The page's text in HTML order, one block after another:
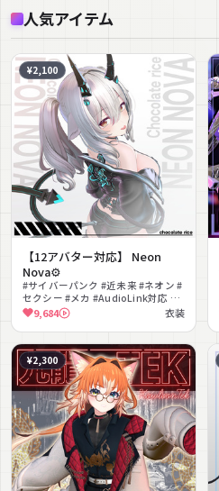
人気アイテム
¥2,100
【12アバター対応】 Neon
Nova⚙️
#サイバーパンク #近未来 #ネオン #
セクシー #メカ #AudioLink対応 #
撮影向け #ギミック #しっぽ #角
9,684 衣装
¥2,300